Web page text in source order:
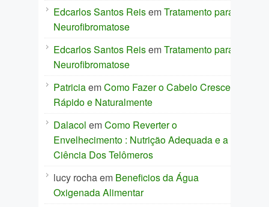
Edcarlos Santos ReisemTratamento para
Neurofibromatose
Edcarlos Santos ReisemTratamento para
Neurofibromatose
PatriciaemComo Fazer o Cabelo Crescer
Rápido e Naturalmente
Dalacol emComo Reverter o
Envelhecimento : Nutrição Adequada e a
Ciência Dos Telômeros
lucy rochaem Beneficios da Água
Oxigenada Alimentar